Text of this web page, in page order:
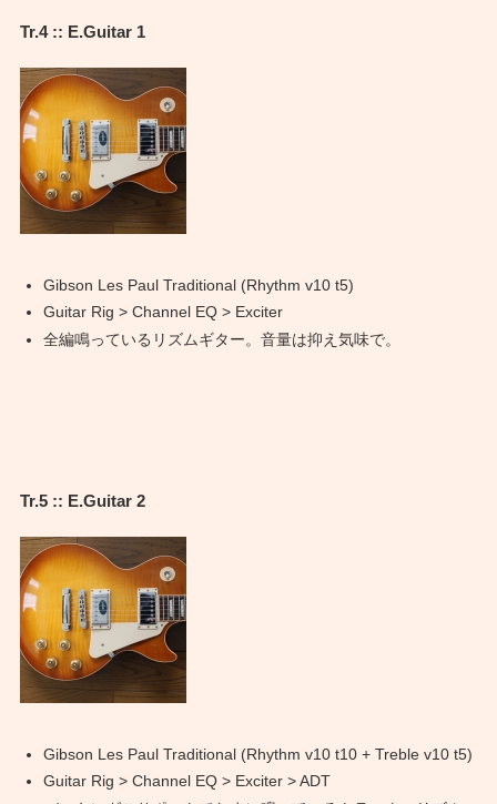
Tr.4 :: E.Guitar 1
Gibson Les Paul Traditional (Rhythm v10 t5)
Guitar Rig > Channel EQ > Exciter
全編鳴っているリズムギター。音量は抑え気味で。
Tr.5 :: E.Guitar 2
Gibson Les Paul Traditional (Rhythm v10 t10 + Treble v10 t5)
Guitar Rig > Channel EQ > Exciter > ADT